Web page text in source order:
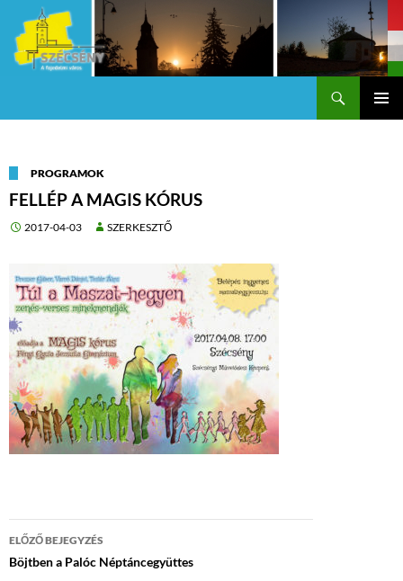
PROGRAMOK
FELLÉP A MAGIS KÓRUS
2017-04-03 SZERKESZTŐ
Bejegyzés
navigáció
ELŐZŐ BEJEGYZÉS
Böjtben a Palóc Néptáncegyüttes